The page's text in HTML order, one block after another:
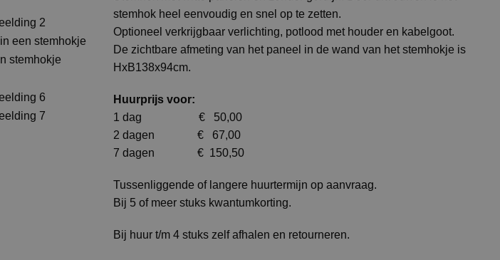
stemhok heel eenvoudig en snel op te zetten.
Optioneel verkrijgbaar verlichting, potlood met houder en kabelgoot.
De zichtbare afmeting van het paneel in de wand van het stemhokje is
HxB138x94cm.
Huurprijs voor:
1 dag € 50,00
2 dagen € 67,00
7 dagen € 150,50
Tussenliggende of langere huurtermijn op aanvraag.
Bij 5 of meer stuks kwantumkorting.
Bij huur t/m 4 stuks zelf afhalen en retourneren.